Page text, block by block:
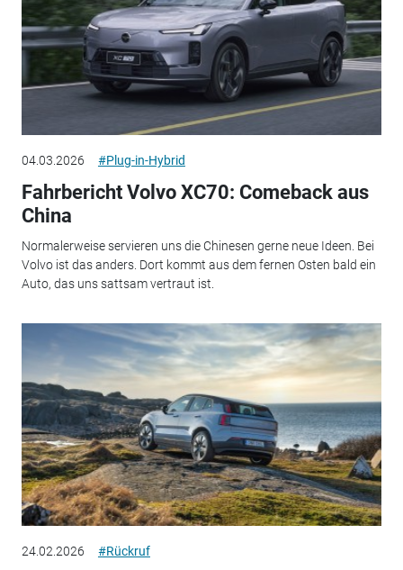
04.03.2026 #Plug-in-Hybrid
Fahrbericht Volvo XC70: Comeback aus
China
Normalerweise servieren uns die Chinesen gerne neue Ideen. Bei
Volvo ist das anders. Dort kommt aus dem fernen Osten bald ein
Auto, das uns sattsam vertraut ist.
24.02.2026 #Rückruf